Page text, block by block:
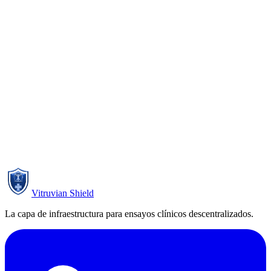
Vitruvian Shield
La capa de infraestructura para ensayos clínicos descentralizados.